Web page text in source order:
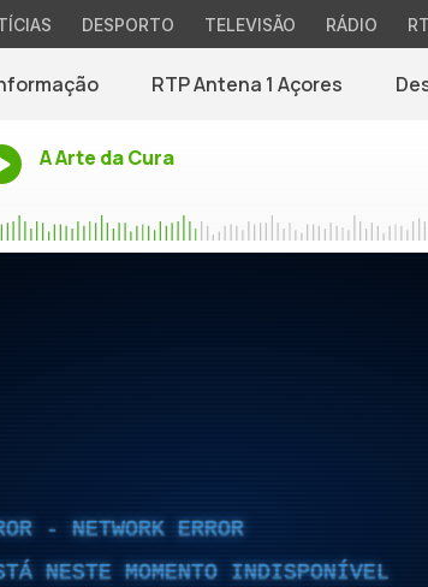
DESPORTO TELEVISÃO RÁDIO
RTP Antena 1 Açores
A Arte da Cura
- NETWORK ERROR
NESTE MOMENTO INDISPONÍVEL